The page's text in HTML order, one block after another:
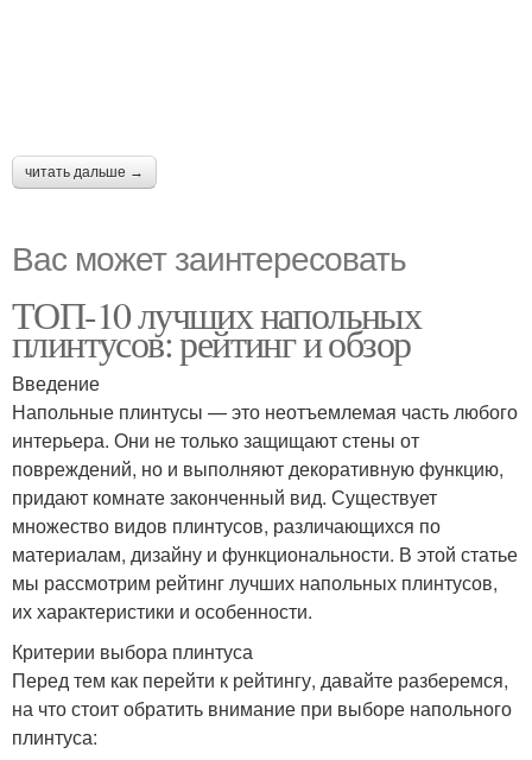
читать дальше →
Вас может заинтересовать
ТОП-10 лучших напольных
плинтусов: рейтинг и обзор
Введение
Напольные плинтусы — это неотъемлемая часть любого
интерьера. Они не только защищают стены от
повреждений, но и выполняют декоративную функцию,
придают комнате законченный вид. Существует
множество видов плинтусов, различающихся по
материалам, дизайну и функциональности. В этой статье
мы рассмотрим рейтинг лучших напольных плинтусов,
их характеристики и особенности.
Критерии выбора плинтуса
Перед тем как перейти к рейтингу, давайте разберемся,
на что стоит обратить внимание при выборе напольного
плинтуса: